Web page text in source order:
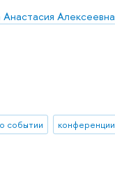
Алексеевна
событии конференции